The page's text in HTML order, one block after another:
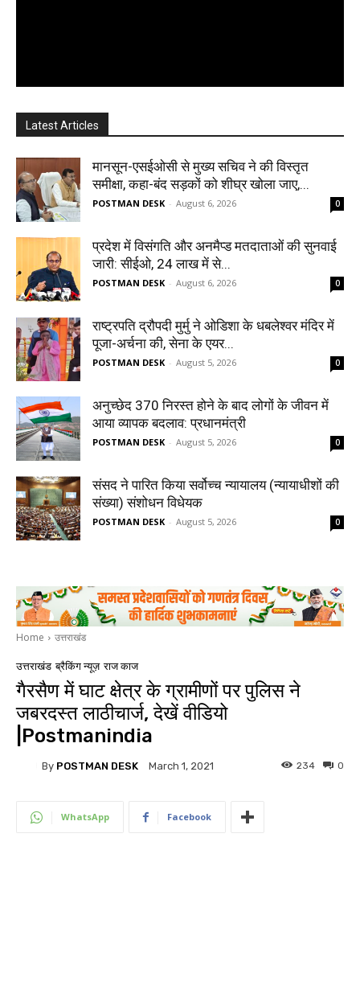
Latest Articles
मानसून-एसईओसी से मुख्य सचिव ने की विस्तृत
समीक्षा, कहा-बंद सड़कों को शीघ्र खोला जाए,...
POSTMAN DESK - August 6, 2026 0
प्रदेश में विसंगति और अनमैप्ड मतदाताओं की सुनवाई
जारी: सीईओ, 24 लाख में से...
POSTMAN DESK - August 6, 2026 0
राष्ट्रपति द्रौपदी मुर्मु ने ओडिशा के धबलेश्वर मंदिर में
पूजा-अर्चना की, सेना के एयर...
POSTMAN DESK - August 5, 2026 0
अनुच्छेद 370 निरस्त होने के बाद लोगों के जीवन में
आया व्यापक बदलाव: प्रधानमंत्री
POSTMAN DESK - August 5, 2026 0
संसद ने पारित किया सर्वोच्च न्यायालय (न्यायाधीशों की
संख्या) संशोधन विधेयक
POSTMAN DESK - August 5, 2026 0